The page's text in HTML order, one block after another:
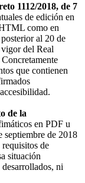
1112/2018, de 7
de edición en
como en
al 20 de
del Real
que contienen
de la
en PDF u
septiembre de 2018
de
situación
ni